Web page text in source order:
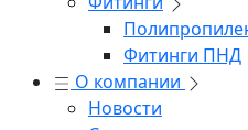
Фитинги ПНД
О компании
Новости